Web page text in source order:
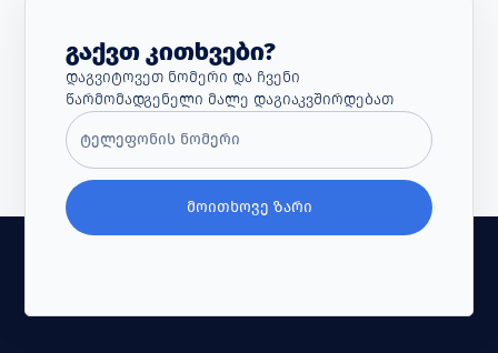
Გაქვთ Კითხვები?
Დაგვიტოვეთ Ნომერი Და Ჩვენი
Წარმომადგენელი Მალე Დაგიაკვშირდებათ
ᲛᲝᲘᲗᲮᲝᲕᲔ ᲖᲐᲠᲘ